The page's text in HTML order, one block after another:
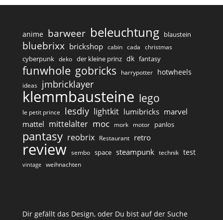
anime barweer beleuchtung blaustein
bluebrixx brickshop cabin cada christmas
cyberpunk deko der kleine prinz dk fantasy
funwhole gobricks harrypotter hotwheels
ideas jmbricklayer
klemmbausteine lego
le petit prince lesdiy lightkit lumibricks marvel
mattel mittelalter moc mork motor panlos
pantasy reobrix Restaurant retro
review sembo space steampunk technik test
vintage weihnachten
Dir gefällt das Design, oder Du bist auf der Suche